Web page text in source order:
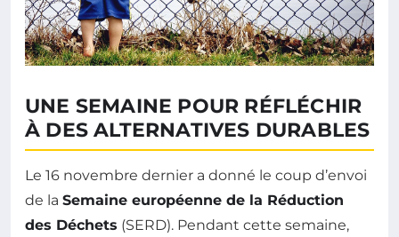
UNE SEMAINE POUR RÉFLÉCHIR
À DES ALTERNATIVES DURABLES
Le 16 novembre dernier a donné le coup d’envoi
de la Semaine européenne de la Réduction
des Déchets (SERD). Pendant cette semaine,